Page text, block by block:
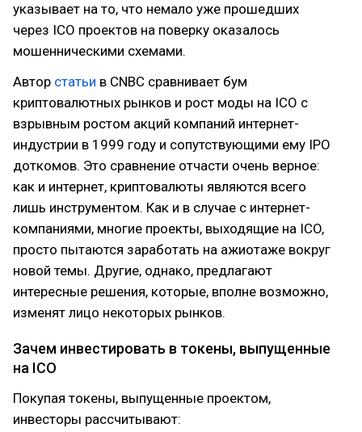
указывает на то, что немало уже прошедших
через ICO проектов на поверку оказалось
мошенническими схемами.
Автор статьи в CNBC сравнивает бум
криптовалютных рынков и рост моды на ICO с
взрывным ростом акций компаний интернет-
индустрии в 1999 году и сопутствующими ему IPO
доткомов. Это сравнение отчасти очень верное:
как и интернет, криптовалюты являются всего
лишь инструментом. Как и в случае с интернет-
компаниями, многие проекты, выходящие на ICO,
просто пытаются заработать на ажиотаже вокруг
новой темы. Другие, однако, предлагают
интересные решения, которые, вполне возможно,
изменят лицо некоторых рынков.
Зачем инвестировать в токены, выпущенные
на ICO
Покупая токены, выпущенные проектом,
инвесторы рассчитывают: